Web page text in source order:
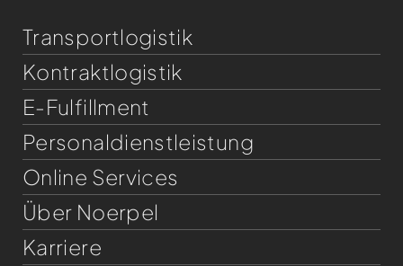
Transportlogistik
Kontraktlogistik
E-Fulfillment
Personaldienst­leistung
Online Services
Über Noerpel
Karriere